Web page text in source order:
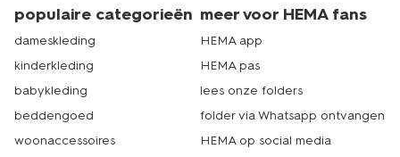
populaire categorieën
dameskleding
kinderkleding
babykleding
beddengoed
woonaccessoires
meer voor HEMA fans
HEMA app
HEMA pas
lees onze folders
folder via Whatsapp ontvangen
HEMA op social media